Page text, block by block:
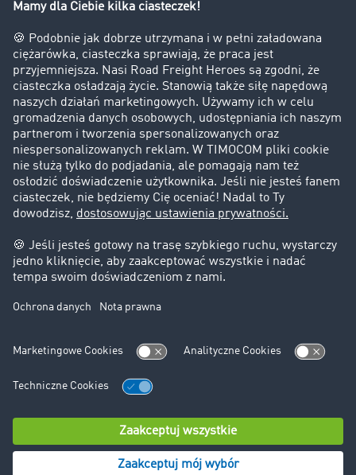
Firma
Historie sukcesu
Klienci pozyskują nowych klientów
Informacje prawne
Impressum
OWU
Ochrona danych
Ustawienia plików cookies